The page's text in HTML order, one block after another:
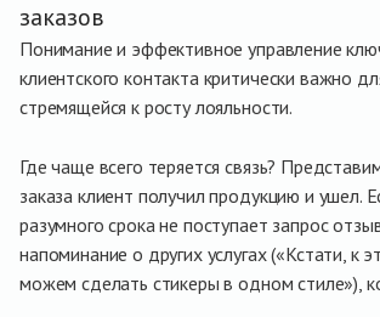
заказов
Понимание и эффективное управление
клиентского контакта критически важно
стремящейся к росту лояльности.
Где чаще всего теряется связь?
заказа клиент получил продукцию и ушел.
разумного срока не поступает запрос
напоминание о других услугах («Кстати, к
можем сделать стикеры в одном стиле»),